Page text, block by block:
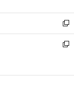
開
く
ウ
で
開
く
ン
ド
ウ
で
ウ
ィ
ン
ド
開
新
し
い
ン
新
ウ